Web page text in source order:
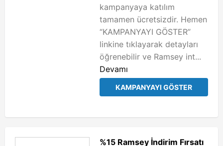
kampanyaya katılım
tamamen ücretsizdir. Hemen
“KAMPANYAYI GÖSTER”
linkine tıklayarak detayları
öğrenebilir ve Ramsey int...
Devamı
KAMPANYAYI GÖSTER
%15 Ramsey İndirim Fırsatı